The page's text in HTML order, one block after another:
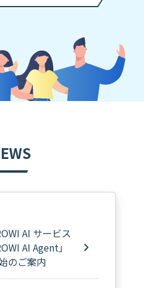
AI サービス
AI Agent」
のご案内